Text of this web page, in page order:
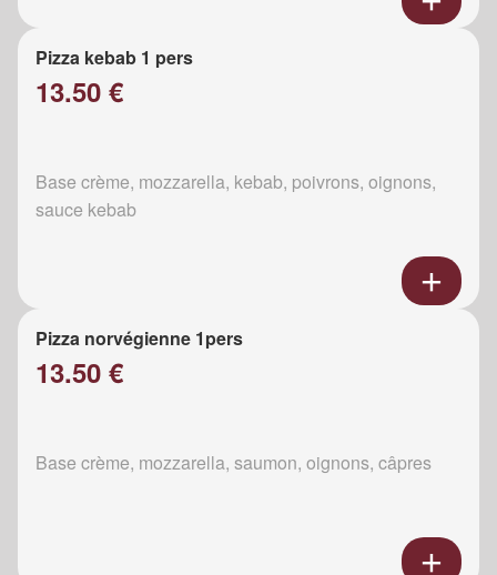
Pizza kebab 1 pers
13.50 €
Base crème, mozzarella, kebab, poivrons, oignons,
sauce kebab
Pizza norvégienne 1pers
13.50 €
Base crème, mozzarella, saumon, oignons, câpres